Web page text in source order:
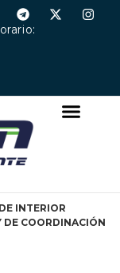
INTERIOR
DE COORDINACIÓN